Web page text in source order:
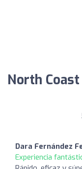
North
Dara Fernández
Experiencia